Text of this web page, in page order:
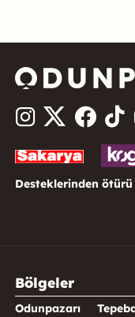
Desteklerinden
Bölgeler
Odunpazarı